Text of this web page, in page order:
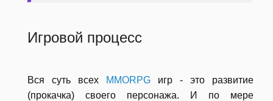
Игровой процесс
Вся суть всех MMORPGигр - это развитие
(прокачка) своего персонажа. И по мере